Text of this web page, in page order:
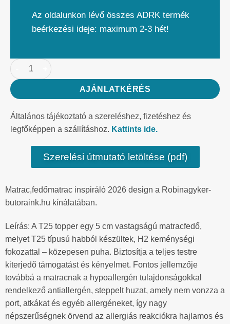
Az oldalunkon lévő összes ADRK termék
beérkezési ideje: maximum 2-3 hét!
AJÁNLATKÉRÉS
Általános tájékoztató a szereléshez, fizetéshez és
legfőképpen a szállításhoz. Kattints ide.
Szerelési útmutató letöltése (pdf)
Matrac,fedőmatrac inspiráló 2026 design a Robinagyker-
butoraink.hu kínálatában.
Leírás: A T25 topper egy 5 cm vastagságú matracfedő,
melyet T25 típusú habból készültek, H2 keménységi
fokozattal – közepesen puha. Biztosítja a teljes testre
kiterjedő támogatást és kényelmet. Fontos jellemzője
továbbá a matracnak a hypoallergén tulajdonságokkal
rendelkező antiallergén, steppelt huzat, amely nem vonzza a
port, atkákat és egyéb allergéneket, így nagy
népszerűségnek örvend az allergiás reakciókra hajlamos és